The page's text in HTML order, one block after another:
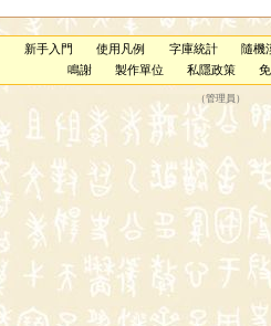
新手入門 使用凡例 字庫統計 隨機
鳴謝
製作單位 私隱政策
（管理員 ）